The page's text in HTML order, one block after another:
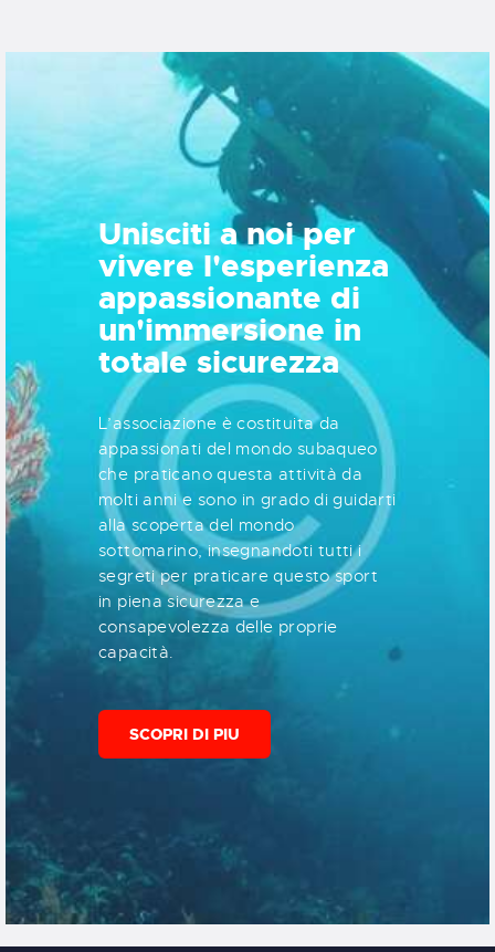
Unisciti a noi per
vivere l'esperienza
appassionante di
un'immersione in
totale sicurezza
L’associazione è costituita da
appassionati del mondo subaqueo
che praticano questa attività da
molti anni e sono in grado di guidarti
alla scoperta del mondo
sottomarino, insegnandoti tutti i
segreti per praticare questo sport
in piena sicurezza e
consapevolezza delle proprie
capacità.
SCOPRI DI PIU